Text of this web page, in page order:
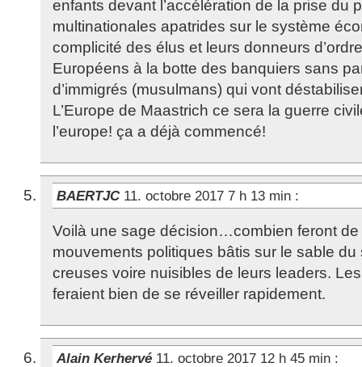
enfants devant l’accélération de la prise du
multinationales apatrides sur le système
complicité des élus et leurs donneurs
Européens à la botte des banquiers sans
d’immigrés (musulmans) qui vont
L’Europe de Maastrich ce sera la guerre
l’europe! ça a déjà commencé!
BAERTJC 11. octobre 2017 7 h 13 min :
Voilà une sage décision…combien feront
mouvements politiques bâtis sur le sable
creuses voire nuisibles de leurs leaders.
feraient bien de se réveiller rapidement.
Alain Kerhervé 11. octobre 2017 12 h 45 min :